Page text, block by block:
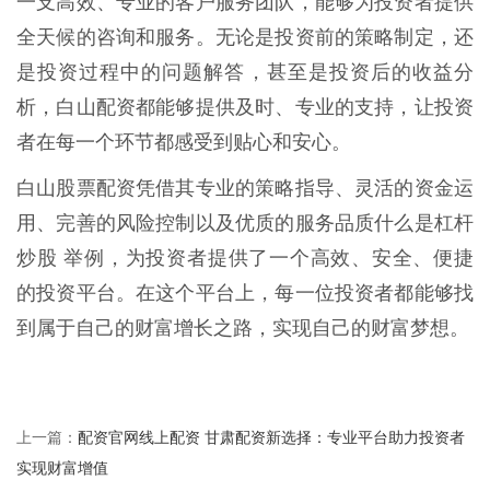
全天候的咨询和服务。无论是投资前的策略制定，还
是投资过程中的问题解答，甚至是投资后的收益分
析，白山配资都能够提供及时、专业的支持，让投资
者在每一个环节都感受到贴心和安心。
白山股票配资凭借其专业的策略指导、灵活的资金运
用、完善的风险控制以及优质的服务品质什么是杠杆
炒股 举例，为投资者提供了一个高效、安全、便捷
的投资平台。在这个平台上，每一位投资者都能够找
到属于自己的财富增长之路，实现自己的财富梦想。
上一篇： 配资官网线上配资 甘肃配资新选择：专业平台助力投资者
实现财富增值